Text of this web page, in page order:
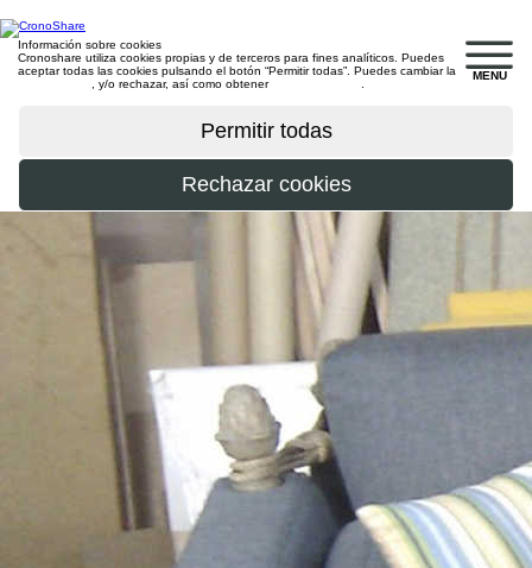
MENU
Información sobre cookies
Cronoshare utiliza cookies propias y de terceros para fines analíticos. Puedes
aceptar todas las cookies pulsando el botón “Permitir todas”. Puedes cambiar la
, y/o rechazar, así como obtener